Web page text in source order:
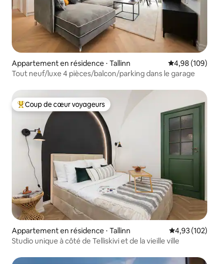
Appartement en résidence ⋅ Tallinn Évaluation
4,98 (109)
Tout neuf/luxe 4 pièces/balcon/parking dans le garage
Coups de cœur voyageurs les plus appréciés
Coup de cœur voyageurs
Appartement en résidence ⋅ Tallinn Évaluation
4,93 (102)
Studio unique à côté de Telliskivi et de la vieille ville